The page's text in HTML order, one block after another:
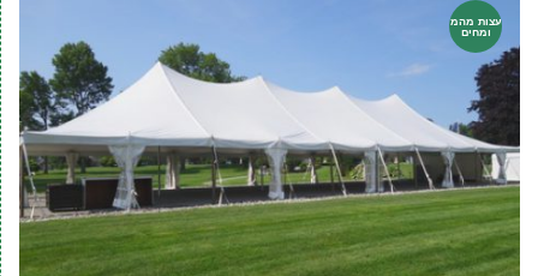
עצות מהמ
ומחים